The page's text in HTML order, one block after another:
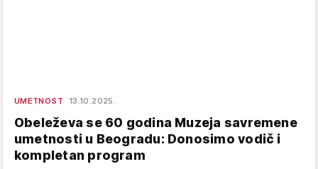
UMETNOST 13.10.2025.
Obeleževa se 60 godina Muzeja savremene
umetnosti u Beogradu: Donosimo vodič i
kompletan program